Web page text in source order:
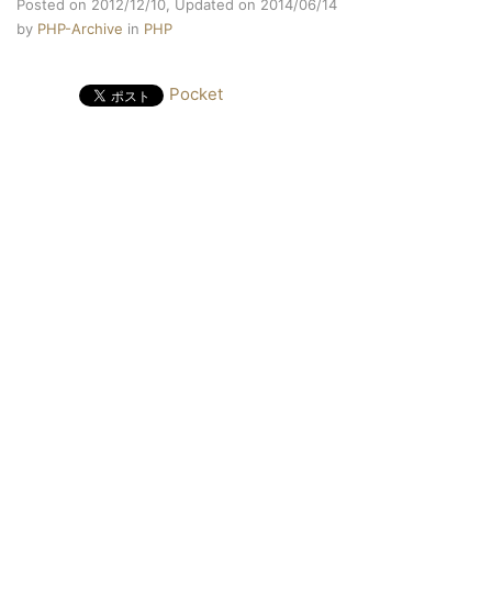
Posted on 2012/12/10, Updated on 2014/06/14
by PHP-Archive in PHP
Pocket